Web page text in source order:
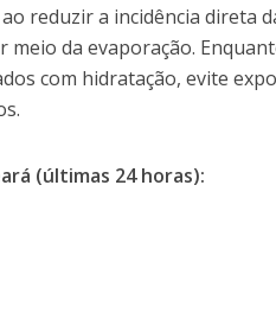
reduzir a incidência direta
da evaporação.
com hidratação, evite
(últimas 24 horas):